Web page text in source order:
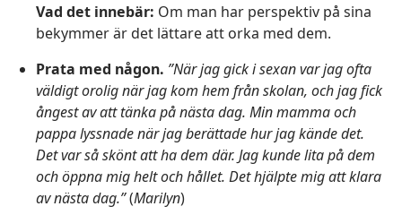
Vad det innebär: Om man har perspektiv på sina
bekymmer är det lättare att orka med dem.
Prata med någon. ”När jag gick i sexan var jag ofta
väldigt orolig när jag kom hem från skolan, och jag fick
ångest av att tänka på nästa dag. Min mamma och
pappa lyssnade när jag berättade hur jag kände det.
Det var så skönt att ha dem där. Jag kunde lita på dem
och öppna mig helt och hållet. Det hjälpte mig att klara
av nästa dag.”(Marilyn)